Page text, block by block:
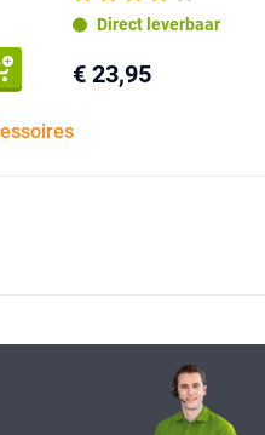
Direct leverbaar
€ 23,95